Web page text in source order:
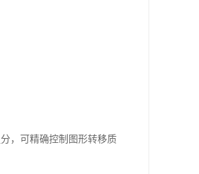
，可精确控制图形转移质